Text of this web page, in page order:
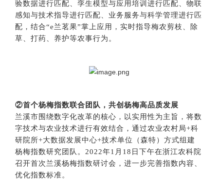
验数据进行匹配、孪生模型与应用培训进行匹配、物联
感知与技术指导进行匹配、业务服务与科学管理进行匹
配，结合“e兰茗果”掌上应用，实时指导梅农剪枝、除
草、打药、养护等农事行为。
②首个杨梅指数联合团队，共创杨梅高品质发展
兰溪市围绕数字化改革的核心，以实用性为主旨，将数
字技术与农业技术进行有效结合，通过农业农村局+科
研院所+大数据发展中心+技术单位（森特）方式组建
杨梅指数研究团队。2022年1月18日下午在浙江农科院
召开首次兰溪杨梅指数研讨会，进一步完善指数内容、
优化指数标准。